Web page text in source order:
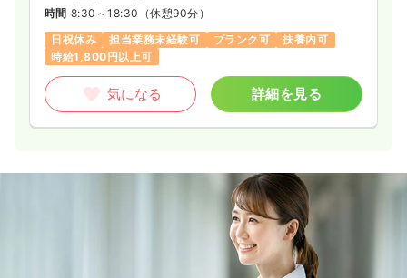
給与 お問い合わせください
時間 8:45～17:45（休憩60分）
日祝休み
時間 8:30～18:30 （休憩90分）
日祝休み
担当業務未経験可 ブランク可
扶養内可
時給1,800円以上可
気になる 詳細を見る